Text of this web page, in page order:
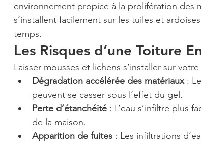
environnement propice à la prolifération des
s’installent facilement sur les tuiles et
temps.
Les Risques d’une Toiture
Laisser mousses et lichens s’installer sur
Dégradation accélérée des matériaux :
peuvent se casser sous l’effet du gel.
Perte d’étanchéité : L’eau s’infiltre plus
de la maison.
Apparition de fuites : Les infiltrations